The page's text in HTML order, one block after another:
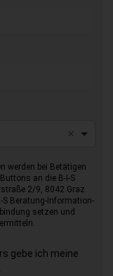
werden bei Betätigen
an die B-I-S
2/9, 8042 Graz
S Beratung-Information-
setzen und
gebe ich meine